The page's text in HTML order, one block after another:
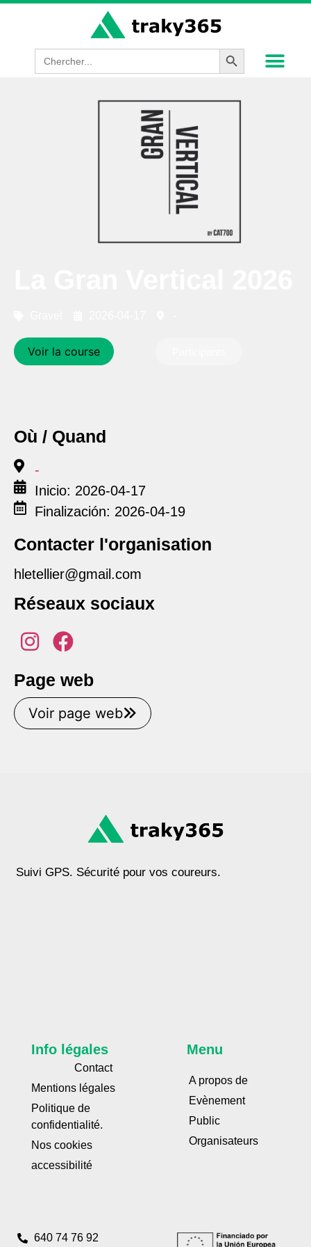
Search
for:
Search Button
Voir la course
Où / Quand
-
Inicio: 2026-04-17
Finalización: 2026-04-19
Contacter l'organisation
hletellier@gmail.com
Réseaux sociaux
Page web
Voir page web
Suivi GPS. Sécurité pour vos coureurs.
Info légales
Contact
Mentions légales
Politique de
confidentialité.
Nos cookies
accessibilité
Menu
A propos de
Evènement
Public
Organisateurs
640 74 76 92